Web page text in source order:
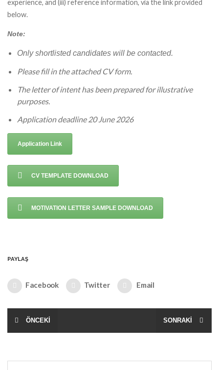
experience, and (iii) reference information, via the link provided
below.
Note:
Only shortlisted candidates will be contacted.
Please fill in the attached CV form.
The letter of intent has been prepared for illustrative
purposes.
Application deadline 20 June 2026
Application Link
CV TEMPLATE DOWNLOAD
MOTIVATION LETTER SAMPLE DOWNLOAD
PAYLAŞ
Facebook Twitter Email
ÖNCEKI SONRAKI